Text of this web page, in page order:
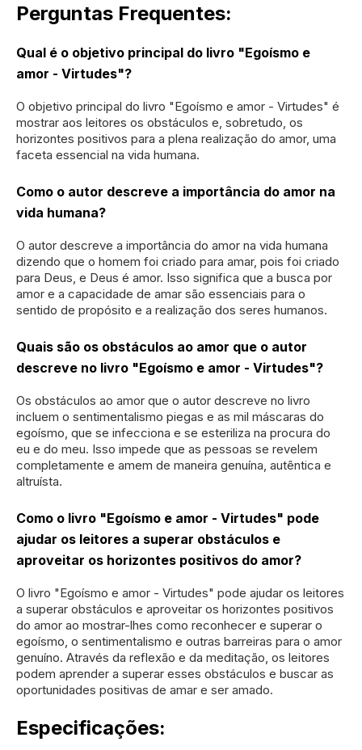
Perguntas Frequentes:
Qual é o objetivo principal do livro "Egoísmo e
amor - Virtudes"?
O objetivo principal do livro "Egoísmo e amor - Virtudes" é
mostrar aos leitores os obstáculos e, sobretudo, os
horizontes positivos para a plena realização do amor, uma
faceta essencial na vida humana.
Como o autor descreve a importância do amor na
vida humana?
O autor descreve a importância do amor na vida humana
dizendo que o homem foi criado para amar, pois foi criado
para Deus, e Deus é amor. Isso significa que a busca por
amor e a capacidade de amar são essenciais para o
sentido de propósito e a realização dos seres humanos.
Quais são os obstáculos ao amor que o autor
descreve no livro "Egoísmo e amor - Virtudes"?
Os obstáculos ao amor que o autor descreve no livro
incluem o sentimentalismo piegas e as mil máscaras do
egoísmo, que se infecciona e se esteriliza na procura do
eu e do meu. Isso impede que as pessoas se revelem
completamente e amem de maneira genuína, autêntica e
altruísta.
Como o livro "Egoísmo e amor - Virtudes" pode
ajudar os leitores a superar obstáculos e
aproveitar os horizontes positivos do amor?
O livro "Egoísmo e amor - Virtudes" pode ajudar os leitores
a superar obstáculos e aproveitar os horizontes positivos
do amor ao mostrar-lhes como reconhecer e superar o
egoísmo, o sentimentalismo e outras barreiras para o amor
genuíno. Através da reflexão e da meditação, os leitores
podem aprender a superar esses obstáculos e buscar as
oportunidades positivas de amar e ser amado.
Especificações: